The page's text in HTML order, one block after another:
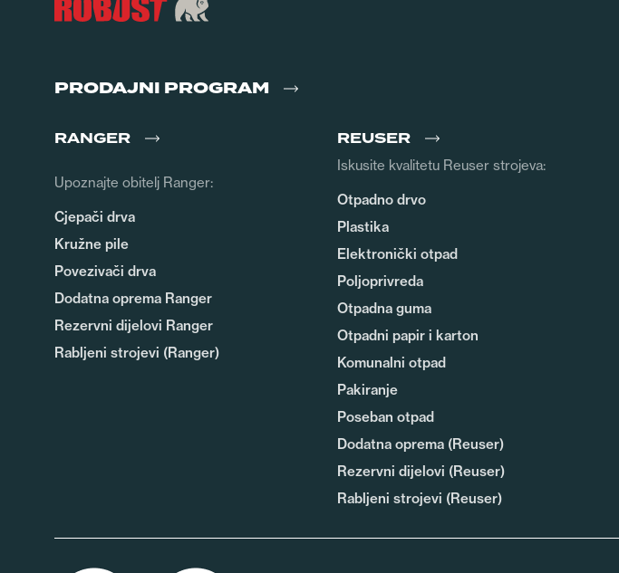
PRODAJNI PROGRAM
RANGER
Upoznajte obitelj Ranger:
Cjepači drva
Kružne pile
Povezivači drva
Dodatna oprema Ranger
Rezervni dijelovi Ranger
Rabljeni strojevi (Ranger)
REUSER
Iskusite kvalitetu Reuser strojeva:
Otpadno drvo
Plastika
Elektronički otpad
Poljoprivreda
Otpadna guma
Otpadni papir i karton
Komunalni otpad
Pakiranje
Poseban otpad
Dodatna oprema (Reuser)
Rezervni dijelovi (Reuser)
Rabljeni strojevi (Reuser)